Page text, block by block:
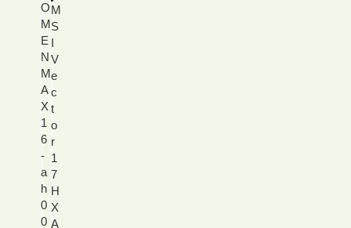
O
M
E
N
M
A
X
1
6
-
a
h
0
0
M
S
I
V
e
c
t
o
r
1
7
H
X
A